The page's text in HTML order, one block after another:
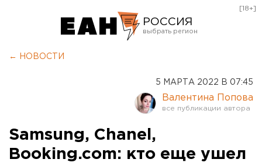
РОССИЯ
Курган
Оренбург
[18+]
← НОВОСТИ
5 МАРТА 2022 В 07:45
Валентина Попова
Samsung, Chanel,
Booking.com: кто еще ушел